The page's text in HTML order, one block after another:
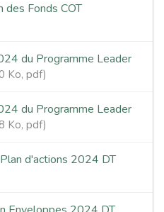
Fonds COT
du Programme Leader
Ko, pdf
du Programme Leader
Ko, pdf
d'actions 2024 DT